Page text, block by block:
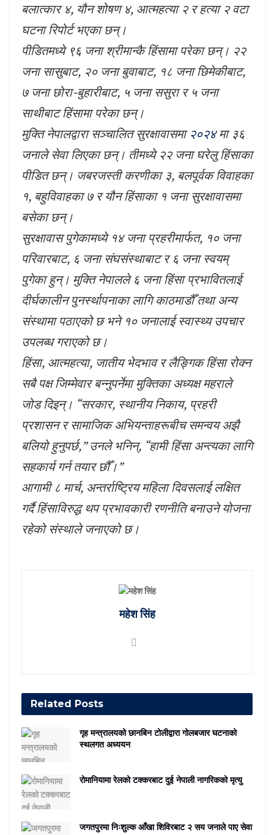
बलात्कार ४, यौन शोषण ४, आत्महत्या २ र हत्या २ वटा
घटना रिपोर्ट भएका छन्।
पीडितमध्ये ९६ जना श्रीमान्कै हिंसामा परेका छन्। २२
जना सासुबाट, २० जना बुवाबाट, १८ जना छिमेकीबाट,
७ जना छोरा-बुहारीबाट, ५ जना ससुरा र ५ जना
साथीबाट हिंसामा परेका छन्।
मुक्ति नेपालद्वारा सञ्चालित सुरक्षावासमा२०२४मा ३६
जनाले सेवा लिएका छन्। तीमध्ये २२ जना घरेलु हिंसाका
पीडित छन्। जबरजस्ती करणीका ३, बलपूर्वक विवाहका
१, बहुविवाहका ७ र यौन हिंसाका १ जना सुरक्षावासमा
बसेका छन्।
सुरक्षावास पुगेकामध्ये १४ जना प्रहरीमार्फत, १० जना
परिवारबाट, ६ जना संघसंस्थाबाट र ६ जना स्वयम्
पुगेका हुन्। मुक्ति नेपालले ६ जना हिंसा प्रभावितलाई
दीर्घकालीन पुनर्स्थापनाका लागि काठमाडौँ तथा अन्य
संस्थामा पठाएको छ भने १० जनालाई स्वास्थ्य उपचार
उपलब्ध गराएको छ।
हिंसा, आत्महत्या, जातीय भेदभाव र लैङ्गिक हिंसा रोक्न
सबै पक्ष जिम्मेवार बन्नुपर्नेमा मुक्तिका अध्यक्ष महराले
जोड दिइन्। “सरकार, स्थानीय निकाय, प्रहरी
प्रशासन र सामाजिक अभियन्ताहरूबीच समन्वय अझै
बलियो हुनुपर्छ,” उनले भनिन्, “हामी हिंसा अन्त्यका लागि
सहकार्य गर्न तयार छौँ।”
आगामी ८ मार्च, अन्तर्राष्ट्रिय महिला दिवसलाई लक्षित
गर्दै हिंसाविरुद्ध थप प्रभावकारी रणनीति बनाउने योजना
रहेको संस्थाले जनाएको छ।
महेश सिंह
Related Posts
गृह मन्त्रालयको छानबिन टोलीद्वारा गोलबजार घटनाको
स्थलगत अध्ययन
रोमानियामा रेलको टक्करबाट दुई नेपाली नागरिकको मृत्यु
जगतपुरमा निःशुल्क आँखा शिविरबाट २ सय जनाले पाए सेवा